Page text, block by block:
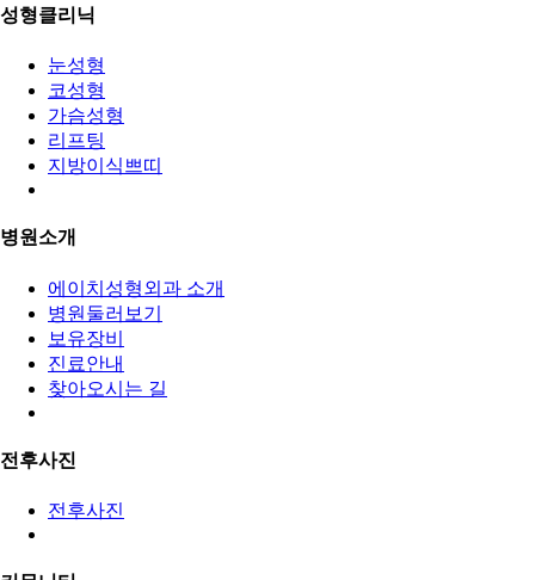
성형클리닉
눈성형
코성형
가슴성형
리프팅
지방이식쁘띠
병원소개
에이치성형외과 소개
병원둘러보기
보유장비
진료안내
찾아오시는 길
전후사진
전후사진